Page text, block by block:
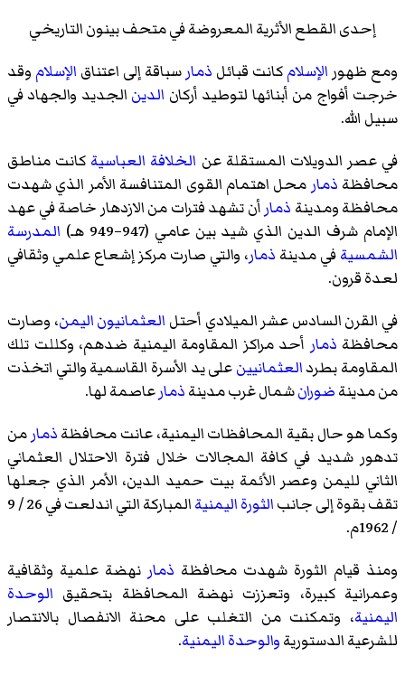
إحدى القطع الأثرية المعروضة في متحف بينون التاريخي
ومع ظهور الإسلامكانت قبائل ذمارسباقة إلى اعتناق الإسلام وقد
خرجت أفواج من أبنائها لتوطيد أركان الدين الجديد والجهاد في
سبيل الله.
في عصر الدويلات المستقلة عن الخلافة العباسية كانت مناطق
محافظة ذمار محل اهتمام القوى المتنافسة الأمر الذي شهدت
محافظة ومدينة ذمارأن تشهد فترات من الازدهار خاصة في عهد
الإمام شرف الدين الذي شيد بين عامي (947–949 هـ)
المدرسة
الشمسيةفي مدينة ذمار، والتي صارت مركز إشعاع علمي وثقافي
لعدة قرون.
في القرن السادس عشر الميلادي أحتل العثمانيوناليمن، وصارت
محافظة ذمار أحد مراكز المقاومة اليمنية ضدهم، وكللت تلك
المقاومة بطردالعثمانيينعلى يد الأسرة القاسميةوالتي اتخذت
من مدينةضورانشمال غرب مدينةذمارعاصمة لها.
وكما هو حال بقية المحافظات اليمنية، عانت محافظةذمارمن
تدهور شديد في كافة المجالات خلال فترة الاحتلال العثماني
الثاني لليمن وعصر الأئمة بيت حميد الدين، الأمر الذي جعلها
تقف بقوة إلى جانبالثورة اليمنيةالمباركة التي اندلعت في
26 / 9
/ 1962م
.
ومنذ قيام الثورة شهدت محافظة ذمار نهضة علمية وثقافية
وعمرانية كبيرة، وتعززت نهضة المحافظة بتحقيق الوحدة
اليمنية، وتمكنت من التغلب على محنة الانفصال بالانتصار
للشرعية الدستوريةوالوحدة اليمنية.